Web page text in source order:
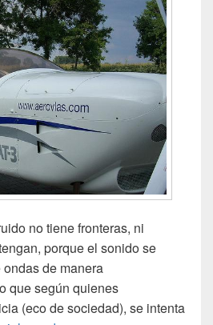
no tiene fronteras, ni
porque el sonido se
de manera
que según quienes
(eco de sociedad), se intenta